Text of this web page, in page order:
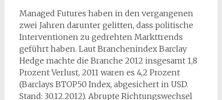
Managed Futures haben in den vergangenen
zwei Jahren darunter gelitten, dass politische
Interventionen zu gedrehten Markttrends
geführt haben. Laut Branchenindex Barclay
Hedge machte die Branche 2012 insgesamt 1,8
Prozent Verlust, 2011 waren es 4,2 Prozent
(Barclays BTOP50 Index, abgesichert in USD.
Stand: 30.12.2012). Abrupte Richtungswechsel